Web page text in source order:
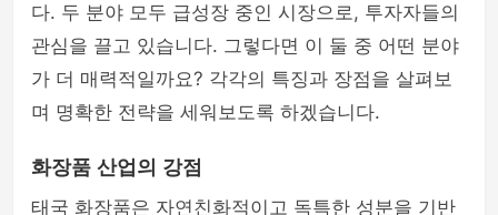
다. 두 분야 모두 급성장 중인 시장으로, 투자자들의
관심을 끌고 있습니다. 그렇다면 이 둘 중 어떤 분야
가 더 매력적일까요? 각각의 특징과 장점을 살펴보
며 명확한 전략을 세워보도록 하겠습니다.
화장품 산업의 강점
태국 화장품은 자연친화적이고 독특한 성분을 기반